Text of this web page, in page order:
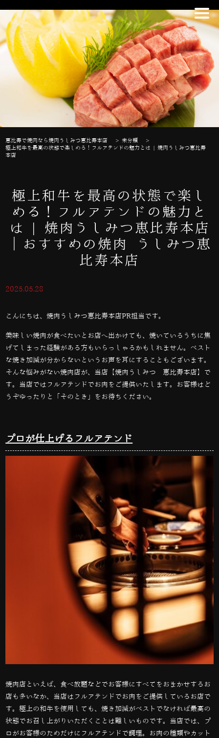
恵比寿で焼肉なら焼肉うしみつ恵比寿本店 >未分類
>
極上和牛を最高の状態で楽しめる！フルアテンドの魅力とは | 焼肉うしみつ恵比寿
本店
極上和牛を最高の状態で楽し
める！フルアテンドの魅力と
は | 焼肉うしみつ恵比寿本店
｜おすすめの焼肉 うしみつ恵
比寿本店
2025.05.28
こんにちは、焼肉うしみつ恵比寿本店PR担当です。
美味しい焼肉が食べたいとお店へ出かけても、焼いているうちに焦
げてしまった経験がある方もいらっしゃるかもしれません。ベスト
な焼き加減が分からないというお声を耳にすることもございます。
そんな悩みがない焼肉店が、当店【焼肉うしみつ 恵比寿本店】で
す。当店ではフルアテンドでお肉をご提供いたします。お客様はど
うぞゆったりと「そのとき」をお待ちください。
プロが仕上げるフルアテンド
焼肉店といえば、食べ放題などでお客様にすべてをおまかせするお
店も多いなか、当店はフルアテンドでお肉をご提供しているお店で
す。極上の和牛を使用しても、焼き加減がベストでなければ最高の
状態でお召し上がりいただくことは難しいものです。当店では、プ
ロがお客様のためだけにフルアテンドで調理。お肉の種類やカット